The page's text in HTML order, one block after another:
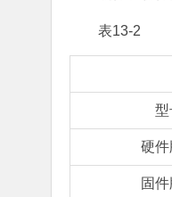
表13-2
型
硬件
固